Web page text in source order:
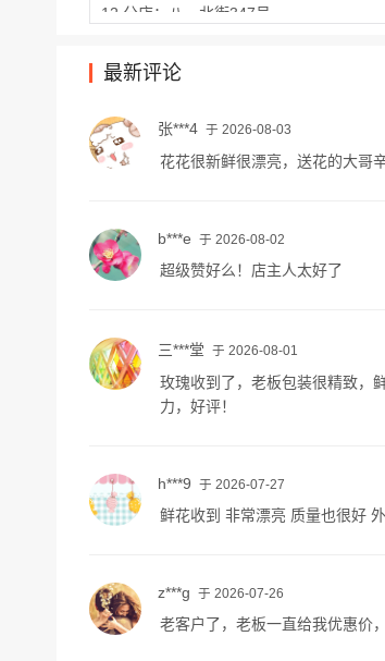
12 分店：八一北街347号
14 分店：金华市东阳市振兴路15号东阳
15 分店：义乌市联运路4巷5号
16 分店：金华市婺城区栖凤街784号附近
最新评论
张***4 于 2026-08-03
花花很新鲜很漂亮，送花的大哥
b***e 于 2026-08-02
超级赞好么！店主人太好了
三***堂 于 2026-08-01
玫瑰收到了，老板包装很精致，
力，好评！
h***9 于 2026-07-27
鲜花收到 非常漂亮 质量也很好
z***g 于 2026-07-26
老客户了，老板一直给我优惠价